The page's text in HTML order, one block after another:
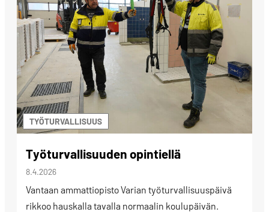
TYÖTURVALLISUUS
Työturvallisuuden opintiellä
8.4.2026
Vantaan ammattiopisto Varian työturvallisuuspäivä
rikkoo hauskalla tavalla normaalin koulupäivän.